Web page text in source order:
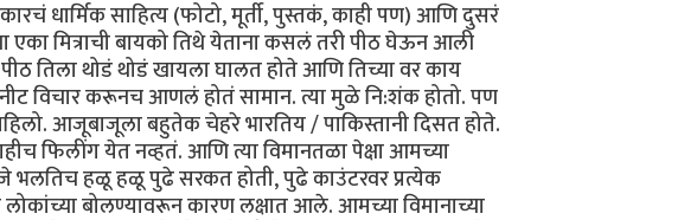
धार्मिक साहित्य (फोटो, मूर्ती, पुस्तकं, काही पण) आणि दुसरं
एका मित्राची बायको तिथे येताना कसलं तरी पीठ घेऊन आली
तिला थोडं थोडं खायला घालत होते आणि तिच्या वर काय
विचार करूनच आणलं होतं सामान. त्या मुळे नि:शंक होतो. पण
आजूबाजूला बहुतेक चेहरे भारतिय / पाकिस्तानी दिसत होते.
फिलींग येत नव्हतं. आणि त्या विमानतळा पेक्षा आमच्या
भलतिच हळू हळू पुढे सरकत होती, पुढे काउंटरवर प्रत्येक
बोलण्यावरून कारण लक्षात आले. आमच्या विमानाच्या